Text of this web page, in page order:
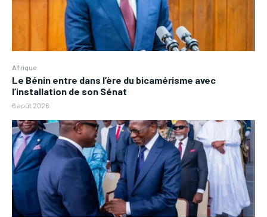
Afrique
Le Bénin entre dans l’ère du bicamérisme avec
l’installation de son Sénat
6 août 2026